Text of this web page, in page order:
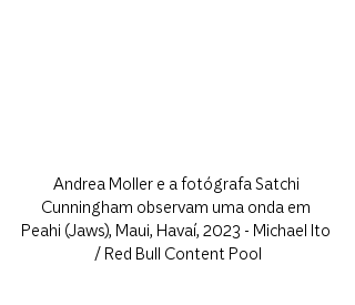
Andrea Moller e a fotógrafa Satchi
Cunningham observam uma onda em
Peahi (Jaws), Maui, Havaí, 2023 - Michael Ito
/ Red Bull Content Pool